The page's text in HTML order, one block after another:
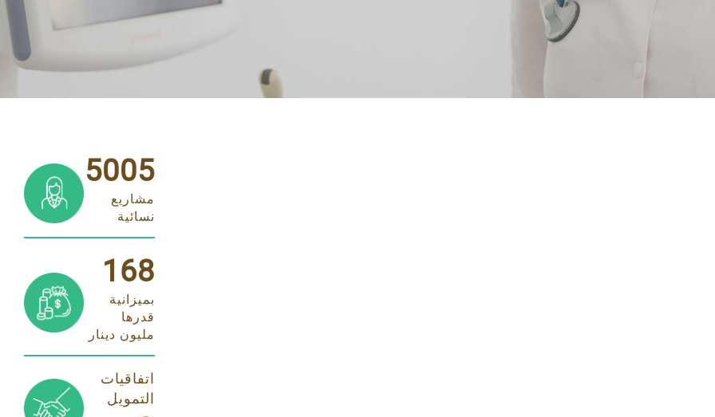
5005
مشاريع
نسائية
168
بميزانية
قدرها
مليون دينار
اتفاقيات
التمويل